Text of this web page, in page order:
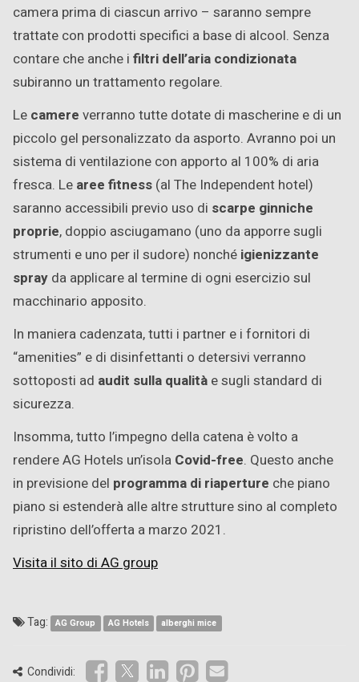
camera prima di ciascun arrivo – saranno sempre
trattate con prodotti specifici a base di alcool. Senza
contare che anche i filtri dell’aria condizionata
subiranno un trattamento regolare.
Le camere verranno tutte dotate di mascherine e di un
piccolo gel personalizzato da asporto. Avranno poi un
sistema di ventilazione con apporto al 100% di aria
fresca. Le aree fitness (al The Independent hotel)
saranno accessibili previo uso di scarpe ginniche
proprie, doppio asciugamano (uno da apporre sugli
strumenti e uno per il sudore) nonché igienizzante
spray da applicare al termine di ogni esercizio sul
macchinario apposito.
In maniera cadenzata, tutti i partner e i fornitori di
“amenities” e di disinfettanti o detersivi verranno
sottoposti ad audit sulla qualità e sugli standard di
sicurezza.
Insomma, tutto l’impegno della catena è volto a
rendere AG Hotels un’isola Covid-free. Questo anche
in previsione del programma di riaperture che piano
piano si estenderà alle altre strutture sino al completo
ripristino dell’offerta a marzo 2021.
Visita il sito di AG group
Tag: AG Group AG Hotels alberghi mice
Condividi: